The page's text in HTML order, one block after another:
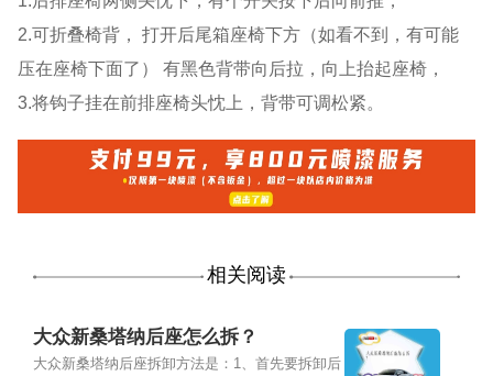
2.可折叠椅背， 打开后尾箱座椅下方（如看不到，有可能
压在座椅下面了） 有黑色背带向后拉，向上抬起座椅，
3.将钩子挂在前排座椅头忱上，背带可调松紧。
相关阅读
大众新桑塔纳后座怎么拆？
大众新桑塔纳后座拆卸方法是：1、首先要拆卸后